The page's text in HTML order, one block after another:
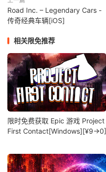
Road Inc. – Legendary Cars -
传奇经典车辆[iOS]
相关限免推荐
限时免费获取 Epic 游戏 Project
First Contact[Windows][¥9→0]